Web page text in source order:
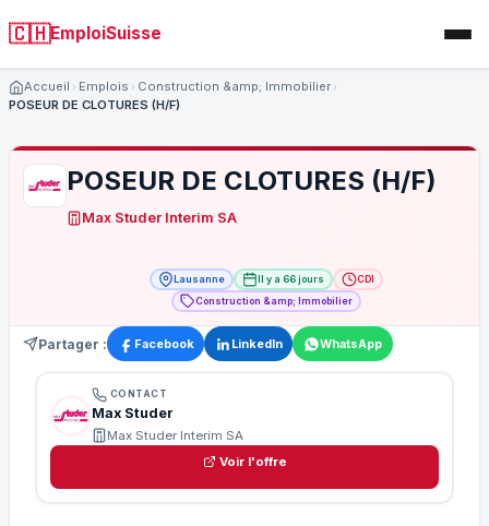
🇨🇭EmploiSuisse
Accueil Emplois
Construction &amp; Immobilier
POSEUR DE CLOTURES (H/F)
POSEUR DE CLOTURES (H/F)
Max Studer Interim SA
Lausanne Il y a 66 jours
CDI
Construction &amp; Immobilier
Partager : Facebook LinkedIn WhatsApp
CONTACT
Max Studer
Max Studer Interim SA
Voir l'offre